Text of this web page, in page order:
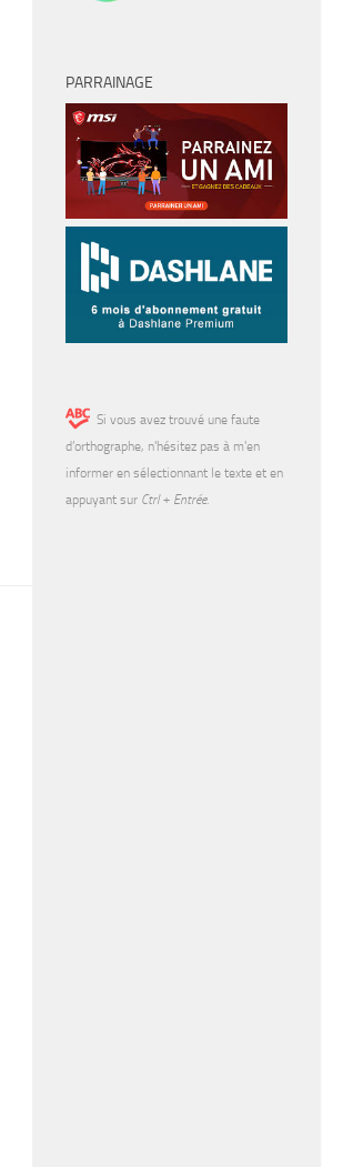
PARRAINAGE
Si vous avez trouvé une faute
d’orthographe, n'hésitez pas à m'en
informer en sélectionnant le texte et en
appuyant sur Ctrl + Entrée.